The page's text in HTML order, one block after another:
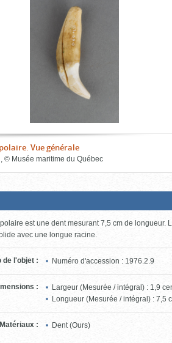
Vue générale
© Musée maritime du Québec
est une dent mesurant 7,5 cm de longueur.
avec une longue racine.
de l'objet : Numéro d'accession : 1976.2.9
:
Largeur (Mesurée / intégral) : 1,9
Longueur (Mesurée / intégral) : 7,5
Matériaux : Dent (Ours)